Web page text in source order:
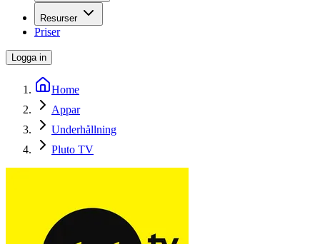
Resurser
Priser
Logga in
Home
Appar
Underhållning
Pluto TV